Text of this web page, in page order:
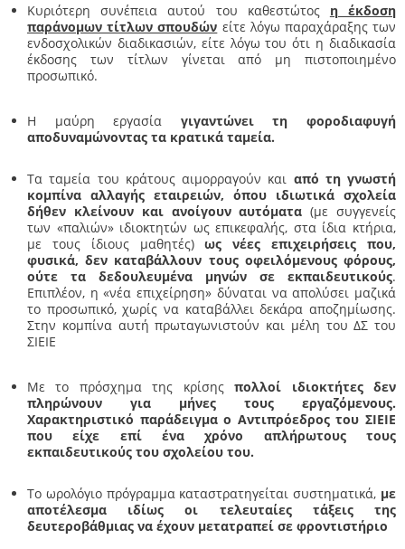
Κυριότερη συνέπεια αυτού του καθεστώτος η έκδοση
παράνομων τίτλων σπουδών είτε λόγω παραχάραξης των
ενδοσχολικών διαδικασιών, είτε λόγω του ότι η διαδικασία
έκδοσης των τίτλων γίνεται από μη πιστοποιημένο
προσωπικό.
Η μαύρη εργασία γιγαντώνει τη φοροδιαφυγή
αποδυναμώνοντας τα κρατικά ταμεία.
Τα ταμεία του κράτους αιμορραγούν και από τη γνωστή
κομπίνα αλλαγής εταιρειών, όπου ιδιωτικά σχολεία
δήθεν κλείνουν και ανοίγουν αυτόματα (με συγγενείς
των «παλιών» ιδιοκτητών ως επικεφαλής, στα ίδια κτήρια,
με τους ίδιους μαθητές)ως νέες επιχειρήσεις που,
φυσικά, δεν καταβάλλουν τους οφειλόμενους φόρους,
ούτε τα δεδουλευμένα μηνών σε εκπαιδευτικούς.
Επιπλέον, η «νέα επιχείρηση» δύναται να απολύσει μαζικά
το προσωπικό, χωρίς να καταβάλλει δεκάρα αποζημίωσης.
Στην κομπίνα αυτή πρωταγωνιστούν και μέλη του ΔΣ του
ΣΙΕΙΕ
Με το πρόσχημα της κρίσηςπολλοί ιδιοκτήτες δεν
πληρώνουν για μήνες τους εργαζόμενους.
Χαρακτηριστικό παράδειγμα ο Αντιπρόεδρος του ΣΙΕΙΕ
που είχε επί ένα χρόνο απλήρωτους τους
εκπαιδευτικούς του σχολείου του.
Το ωρολόγιο πρόγραμμα καταστρατηγείται συστηματικά, με
αποτέλεσμα ιδίως οι τελευταίες τάξεις της
δευτεροβάθμιας να έχουν μετατραπεί σε φροντιστήριο